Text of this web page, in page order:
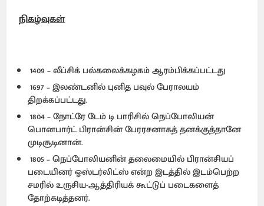
நிகழ்வுகள்
1409 – லீப்சிக் பல்கலைக்கழகம் ஆரம்பிக்கப்பட்டது
1697 – இலண்டனில் புனித பவுல் பேராலயம்
திறக்கப்பட்டது.
1804 – நோட்ரே டேம் டி பாரிசில் நெப்போலியன்
பொனபார்ட் பிரான்சின் பேரரசனாகத் தனக்குத்தானே
முடிசூடினான்.
1805 – நெப்போலியனின் தலைமையில் பிரான்சியப்
படையினர் ஓஸ்டர்லிட்ஸ் என்ற இடத்தில் இடம்பெற்ற
சமரில் உருசிய-ஆத்திரியக் கூட்டுப் படைகளைத்
தோற்கடித்தனர்.